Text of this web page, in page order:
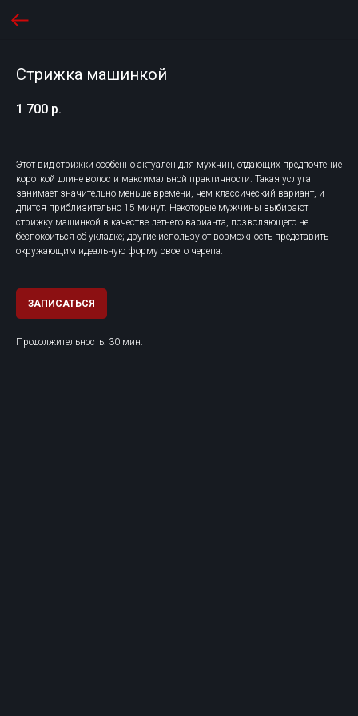
Стрижка машинкой
1 700 р.
Этот вид стрижки особенно актуален для мужчин, отдающих предпочтение
короткой длине волос и максимальной практичности. Такая услуга
занимает значительно меньше времени, чем классический вариант, и
длится приблизительно 15 минут. Некоторые мужчины выбирают
стрижку машинкой в качестве летнего варианта, позволяющего не
беспокоиться об укладке; другие используют возможность представить
окружающим идеальную форму своего черепа.
ЗАПИСАТЬСЯ
Продолжительность: 30 мин.